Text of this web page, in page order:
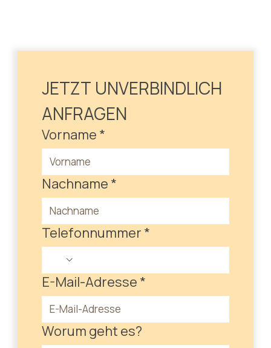
JETZT UNVERBINDLICH
ANFRAGEN
Vorname *
Nachname *
Telefonnummer *
E-Mail-Adresse *
Worum geht es?